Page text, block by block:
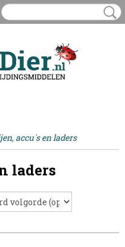
accu`s en laders
laders